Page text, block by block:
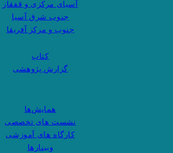
آسیای مرکزی و قفقاز
جنوب شرق آسیا
جنوب و مرکز آفریقا
کتاب
گزارش پژوهشی
همایش‌ها
نشست های تخصصی
کارگاه های آموزشی
وبینارها